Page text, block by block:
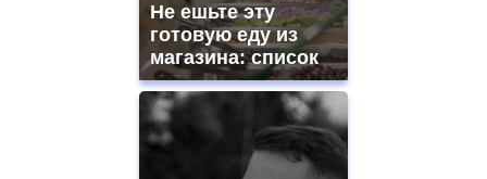
Не ешьте эту
готовую еду из
магазина: список